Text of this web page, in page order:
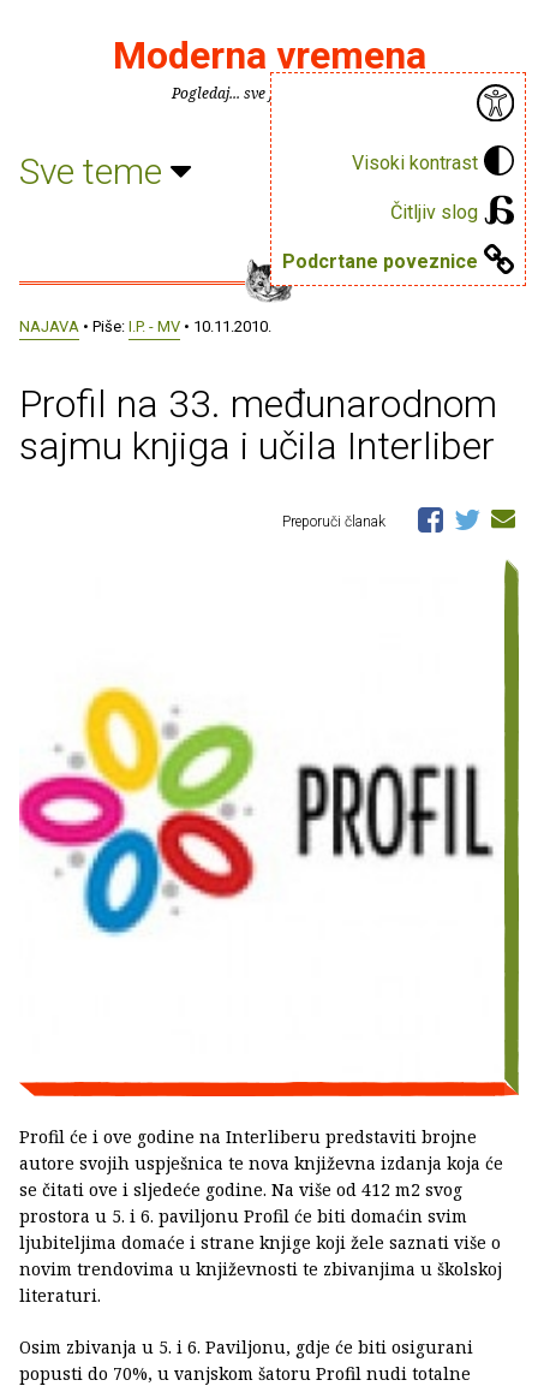
Visoki kontrast
Čitljiv slog
Podcrtane poveznice
Moderna vremena
Pogledaj... sve je puno knjiga.
Sve teme
NAJAVA • Piše: I.P. - MV • 10.11.2010.
Profil na 33. međunarodnom
sajmu knjiga i učila Interliber
Preporuči članak
Profil će i ove godine na Interliberu predstaviti brojne
autore svojih uspješnica te nova književna izdanja koja će
se čitati ove i sljedeće godine. Na više od 412 m2 svog
prostora u 5. i 6. paviljonu Profil će biti domaćin svim
ljubiteljima domaće i strane knjige koji žele saznati više o
novim trendovima u književnosti te zbivanjima u školskoj
literaturi.
Osim zbivanja u 5. i 6. Paviljonu, gdje će biti osigurani
popusti do 70%, u vanjskom šatoru Profil nudi totalne